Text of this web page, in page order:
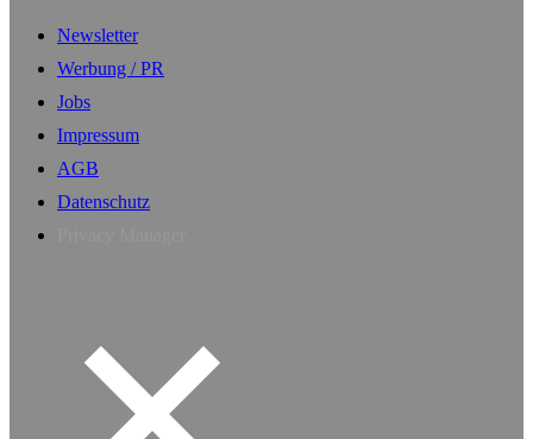
Newsletter
Werbung / PR
Jobs
Impressum
AGB
Datenschutz